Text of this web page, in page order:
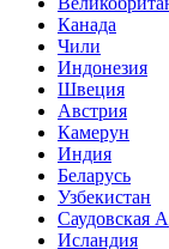
Канада
Чили
Индонезия
Швеция
Австрия
Камерун
Индия
Беларусь
Узбекистан
Саудовская
Исландия